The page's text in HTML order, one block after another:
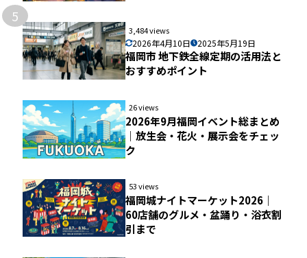
5
3,484 views
2026年4月10日 2025年5月19日
福岡市 地下鉄全線定期の活用法と
おすすめポイント
26 views
2026年9月福岡イベント総まとめ
｜放生会・花火・展示会をチェッ
ク
53 views
福岡城ナイトマーケット2026｜
60店舗のグルメ・盆踊り・浴衣割
引まで